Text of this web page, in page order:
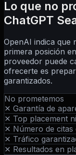
Lo que no
ChatGPT
OpenAI indica que
primera posición
proveedor puede
ofrecerte es
garantizados.
No prometemos
✕ Garantía de
✕ Top placement
✕ Número de
✕ Tráfico
✕ Resultados en